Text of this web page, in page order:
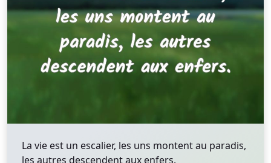
La vie est un escalier, les uns montent au paradis,
les autres descendent aux enfers.